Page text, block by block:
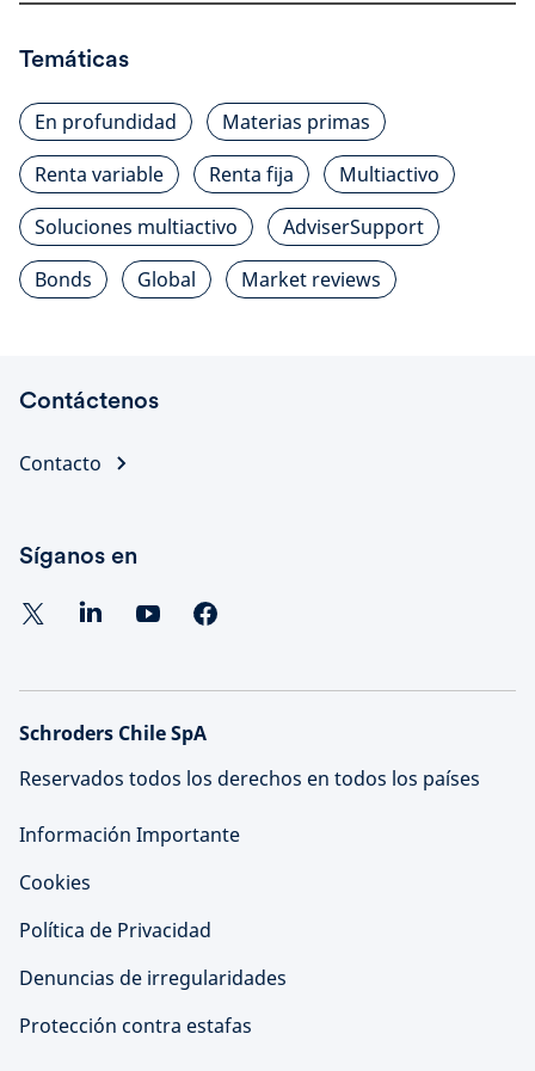
Temáticas
En profundidad
Materias primas
Renta variable
Renta fija
Multiactivo
Soluciones multiactivo
AdviserSupport
Bonds
Global Market reviews
Contáctenos
Contacto
Síganos en
Schroders Chile SpA
Reservados todos los derechos en todos los países
Información Importante
Cookies
Política de Privacidad
Denuncias de irregularidades
Protección contra estafas